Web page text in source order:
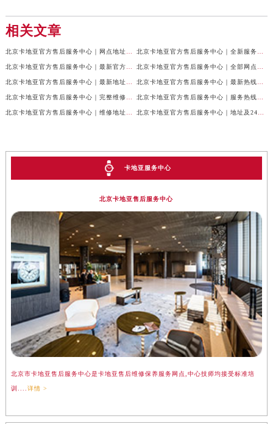
相关文章
卡地亚服务中心
北京卡地亚售后服务中心
北京市卡地亚售后服务中心是卡地亚售后维修保养服务网点,中心技师均接受标准培
训.... 详情 >